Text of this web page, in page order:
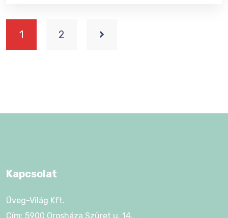
1 2
Kapcsolat
Üveg-Világ Kft.
Cím: 5900 Orosháza Szüret u. 14.